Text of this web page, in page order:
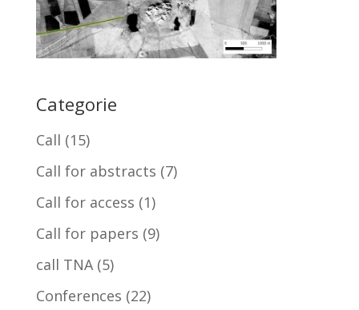
Categorie
Call (15)
Call for abstracts (7)
Call for access (1)
Call for papers (9)
call TNA(5)
Conferences (22)